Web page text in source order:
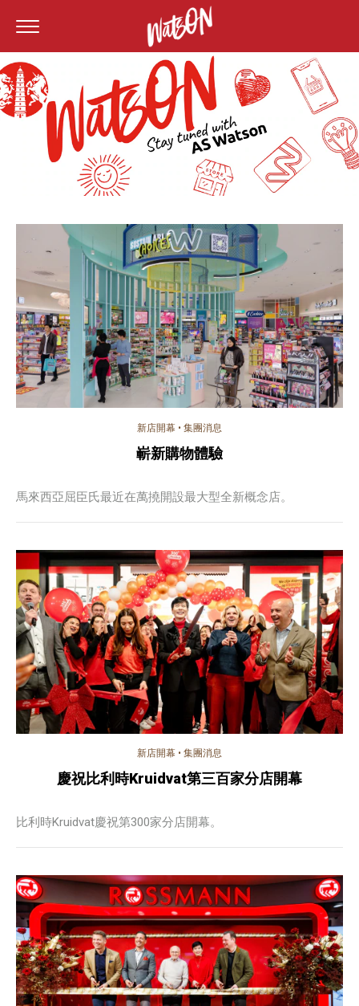
新店開幕 • 集團消息
嶄新購物體驗
馬來西亞屈臣氏最近在萬撓開設最大型全新概念店。
新店開幕 • 集團消息
慶祝比利時Kruidvat第三百家分店開幕
比利時Kruidvat慶祝第300家分店開幕。